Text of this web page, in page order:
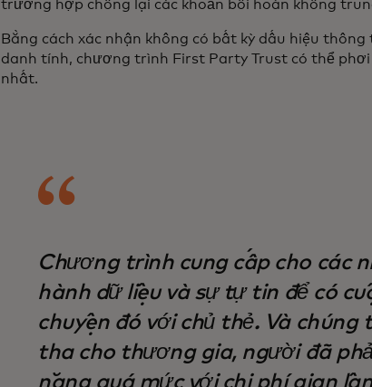
trường hợp chống lại các khoản bồi hoàn không
Bằng cách xác nhận không có bất kỳ dấu hiệu
danh tính, chương trình First Party Trust có thể
nhất.
Chương trình cung cấp cho các
hành dữ liệu và sự tự tin để có
chuyện đó với chủ thẻ. Và chúng
tha cho thương gia, người đã